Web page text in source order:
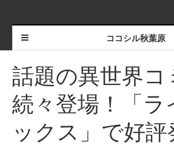
ココシル秋葉原
話題の異世界コ
続々登場！「ラ
ックス」で好評